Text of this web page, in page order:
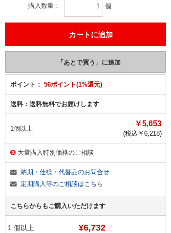
購入数量 個
ポイント： 56ポイント(1%還元)
送料： 送料無料でお届けします
1個以上
￥5,653
(税込￥ 6,218)
大量購入特別価格のご相談
納期・仕様・代替品のお問合せ
定期購入等のご相談はこちら
こちらからもご購入いただけます
1 個以上 ¥6,732